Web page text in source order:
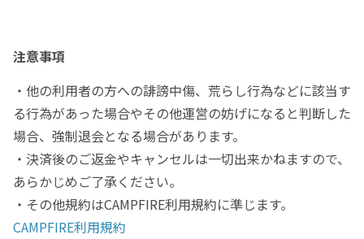
注意事項
・他の利用者の方への誹謗中傷、荒らし行為などに該当す
る行為があった場合やその他運営の妨げになると判断した
場合、強制退会となる場合があります。
・決済後のご返金やキャンセルは一切出来かねますので、
あらかじめご了承ください。
・その他規約はCAMPFIRE利用規約に準じます。
CAMPFIRE利用規約